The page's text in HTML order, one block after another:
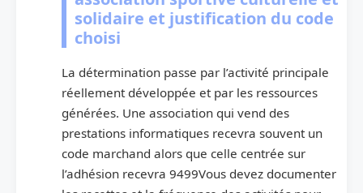
solidaire et justification du code
choisi
La détermination passe par l’activité principale
réellement développée et par les ressources
générées. Une association qui vend des
prestations informatiques recevra souvent un
code marchand alors que celle centrée sur
l’adhésion recevra 9499Vous devez documenter